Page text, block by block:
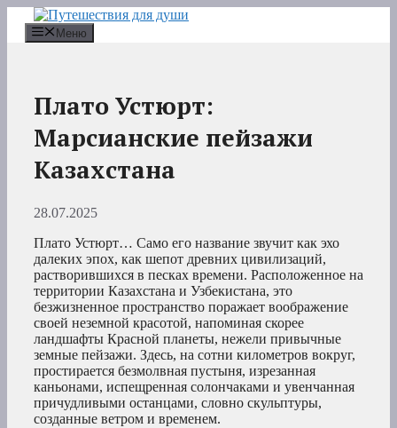
Перейти
содержимому
Меню
Плато Устюрт:
Марсианские пейзажи
Казахстана
28.07.2025
Плато Устюрт… Само его название звучит как эхо
далеких эпох, как шепот древних цивилизаций,
растворившихся в песках времени. Расположенное на
территории Казахстана и Узбекистана, это
безжизненное пространство поражает воображение
своей неземной красотой, напоминая скорее
ландшафты Красной планеты, нежели привычные
земные пейзажи. Здесь, на сотни километров вокруг,
простирается безмолвная пустыня, изрезанная
каньонами, испещренная солончаками и увенчанная
причудливыми останцами, словно скульптуры,
созданные ветром и временем.